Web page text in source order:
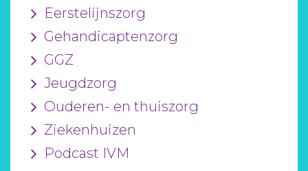
Eerstelijnszorg
Gehandicaptenzorg
GGZ
Jeugdzorg
Ouderen- en thuiszorg
Ziekenhuizen
Podcast IVM